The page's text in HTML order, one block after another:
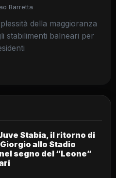
Barretta
della maggioranza
stabilimenti balneari per
Stabia, il ritorno di
allo Stadio
segno del “Leone”